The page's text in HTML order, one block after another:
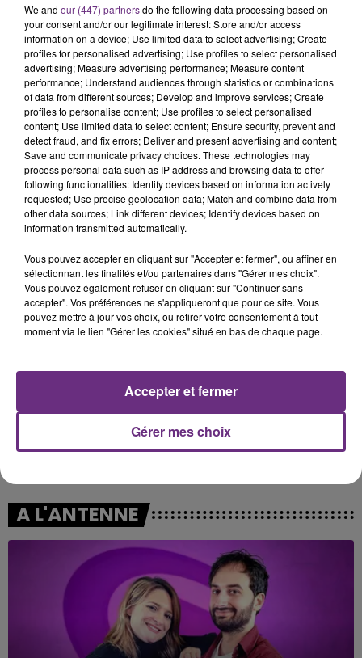
TITRES DIFFUSÉS
22h20
22h20
ALANIS MORISSETTE
22h18
22h18
22h15
22h15
OLIVIA DEAN
22h11
22h11
NAÏKA
A L'ANTENNE
We and our (447) partnersdo the following data processing based on
your consent and/or our legitimate interest: Store and/or access
information on a device; Use limited data to select advertising; Create
profiles for personalised advertising; Use profiles to select personalised
advertising; Measure advertising performance; Measure content
performance; Understand audiences through statistics or combinations
of data from different sources; Develop and improve services; Create
profiles to personalise content; Use profiles to select personalised
content; Use limited data to select content; Ensure security, prevent and
detect fraud, and fix errors; Deliver and present advertising and content;
Save and communicate privacy choices. These technologies may
process personal data such as IP address and browsing data to offer
following functionalities: Identify devices based on information actively
requested; Use precise geolocation data; Match and combine data from
other data sources; Link different devices; Identify devices based on
information transmitted automatically.
Vous pouvez accepter en cliquant sur "Accepter et fermer", ou affiner en
sélectionnant les finalités et/ou partenaires dans "Gérer mes choix".
Vous pouvez également refuser en cliquant sur "Continuer sans
accepter". Vos préférences ne s'appliqueront que pour ce site. Vous
pouvez mettre à jour vos choix, ou retirer votre consentement à tout
moment via le lien "Gérer les cookies" situé en bas de chaque page.
Gérer mes choix
Accepter et fermer